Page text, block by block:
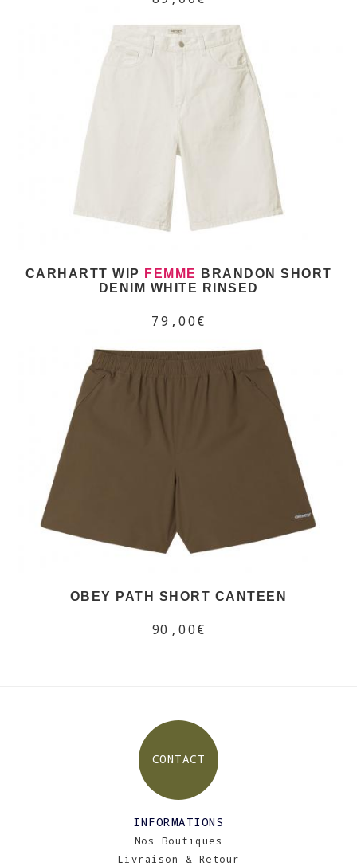
CARHARTT WIP FEMME
BRANDON SHORT
DENIM WHITE RINSED
79,00€
OBEY PATH SHORT CANTEEN
90,00€
CONTACT
INFORMATIONS
Nos Boutiques
Livraison & Retour